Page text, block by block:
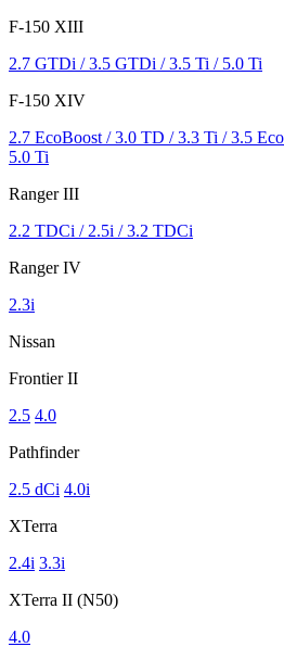
F-150 XIII
2.7 GTDi / 3.5 GTDi / 3.5 Ti / 5.0 Ti
F-150 XIV
2.7 EcoBoost / 3.0 TD / 3.3 Ti / 3.5
5.0 Ti
Ranger III
2.2 TDCi / 2.5i / 3.2 TDCi
Ranger IV
2.3i
Nissan
Frontier II
2.5 4.0
Pathfinder
2.5 dCi 4.0i
XTerra
2.4i 3.3i
XTerra II (N50)
4.0